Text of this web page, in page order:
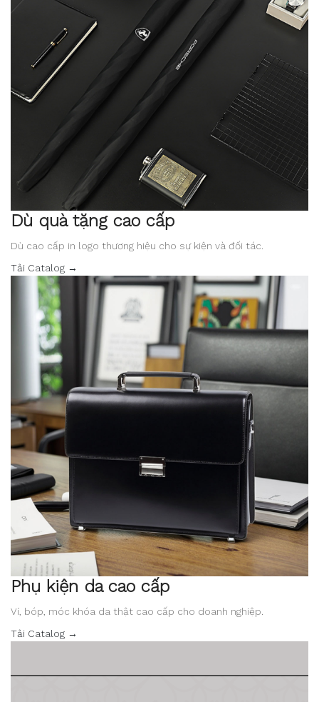
Dù quà tặng cao cấp
Dù cao cấp in logo thương hiệu cho sự kiện và đối tác.
Tải Catalog →
Phụ kiện da cao cấp
Ví, bóp, móc khóa da thật cao cấp cho doanh nghiệp.
Tải Catalog →